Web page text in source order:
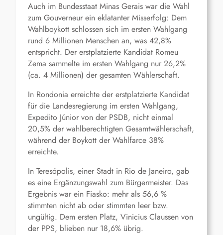
Auch im Bundesstaat Minas Gerais war die Wahl
zum Gouverneur ein eklatanter Misserfolg: Dem
Wahlboykott schlossen sich im ersten Wahlgang
rund 6 Millionen Menschen an, was 42,8%
entspricht. Der erstplatzierte Kandidat Romeu
Zema sammelte im ersten Wahlgang nur 26,2%
(ca. 4 Millionen) der gesamten Wählerschaft.
In Rondonia erreichte der erstplatzierte Kandidat
für die Landesregierung im ersten Wahlgang,
Expedito Júnior von der PSDB, nicht einmal
20,5% der wahlberechtigten Gesamtwählerschaft,
während der Boykott der Wahlfarce 38%
erreichte.
In Teresópolis, einer Stadt in Rio de Janeiro, gab
es eine Ergänzungswahl zum Bürgermeister. Das
Ergebnis war ein Fiasko: mehr als 56,6 %
stimmten nicht ab oder stimmten leer bzw.
ungültig. Dem ersten Platz, Vinicius Claussen von
der PPS, blieben nur 18,6% übrig.